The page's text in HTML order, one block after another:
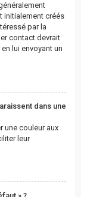
initialement créés
par la
contact devrait
lui envoyant un
dans une
une couleur aux
leur